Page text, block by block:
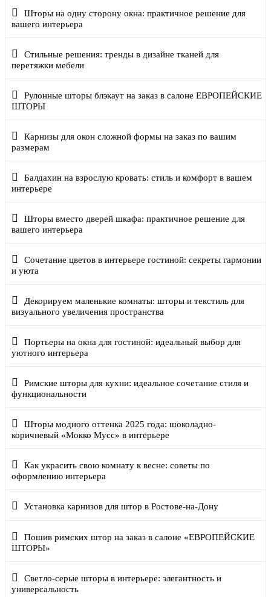
Шторы на одну сторону окна: практичное решение для
вашего интерьера
Стильные решения: тренды в дизайне тканей для
перетяжки мебели
Рулонные шторы блэкаут на заказ в салоне ЕВРОПЕЙСКИЕ
ШТОРЫ
Карнизы для окон сложной формы на заказ по вашим
размерам
Балдахин на взрослую кровать: стиль и комфорт в вашем
интерьере
Шторы вместо дверей шкафа: практичное решение для
вашего интерьера
Сочетание цветов в интерьере гостиной: секреты гармонии
и уюта
Декорируем маленькие комнаты: шторы и текстиль для
визуального увеличения пространства
Портьеры на окна для гостиной: идеальный выбор для
уютного интерьера
Римские шторы для кухни: идеальное сочетание стиля и
функциональности
Шторы модного оттенка 2025 года: шоколадно-
коричневый «Мокко Мусс» в интерьере
Как украсить свою комнату к весне: советы по
оформлению интерьера
Установка карнизов для штор в Ростове-на-Дону
Пошив римских штор на заказ в салоне «ЕВРОПЕЙСКИЕ
ШТОРЫ»
Светло-серые шторы в интерьере: элегантность и
универсальность